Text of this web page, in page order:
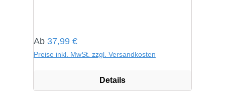
Regulärer Preis:
Ab 37,99 €
Preise inkl. MwSt. zzgl. Versandkosten
Details